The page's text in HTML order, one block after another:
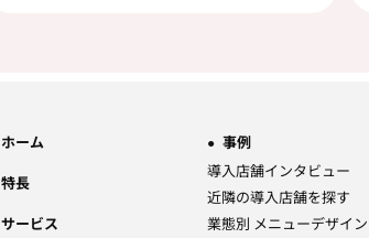
ホーム
特長
サービス
事例
導入店舗インタビュー
近隣の導入店舗を探す
業態別 メニューデザイン